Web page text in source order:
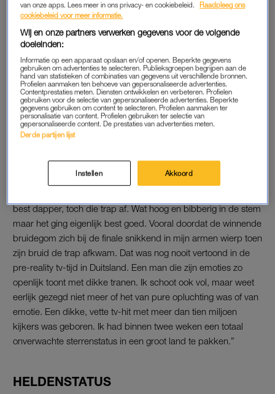
plastic bak met rozen van de zenuwen. Mijn gezicht was net
zo groen van ellende als het satijnen jasje dat ik droeg. Mijn
broer probeerde me nog moed in te praten, maar ik zag dat
hij plaatsvervangend minstens zo nerveus was als ik, dus dat
hielp helemaal niet.
Linda de Mol en haar
fascinatie voor reality tv: 'Eerst
voel ik weerzin, dan sympathie'
best dapper, toch die trap af. Wat hoog en bibberig in de stem
maar het ging eigenlijk best goed. Vooral doordat de winnende
bruidegom zich bij de finale snikkend in mijn armen wierp toen
zijn bruid de trap afkwam. Dat was nog nooit vertoond in de
pre-reality tv-tijd in Duitsland. Een man die zijn emoties zo
openlijk toont met dikke tranen. Ik schoot ook vol, maar weet
eerlijk gezegd niet meer of het van pure opluchting was of van
emotie. Een dikke, vette tv-hit met meer dan tien miljoen
kijkers was geboren. Ik had binnen twee weken een totaal
onverwachte sterrenstatus in een groot land te pakken.”
HELDENSTATUS
van onze apps. Lees meer in ons privacy- en cookiebeleid.
Raadpleeg ons
cookiebeleid voor meer informatie.
Wij en onze partners verwerken gegevens voor de volgende
doeleinden:
Informatie op een apparaat opslaan en/of openen. Beperkte gegevens
gebruiken om advertenties te selecteren. Publieksgroepen begrijpen aan de
hand van statistieken of combinaties van gegevens uit verschillende bronnen.
Profielen aanmaken ten behoeve van gepersonaliseerde advertenties.
Contentprestaties meten. Diensten ontwikkelen en verbeteren. Profielen
gebruiken voor de selectie van gepersonaliseerde advertenties. Beperkte
gegevens gebruiken om content te selecteren. Profielen aanmaken ter
personalisatie van content. Profielen gebruiken ter selectie van
gepersonaliseerde content. De prestaties van advertenties meten.
Derde partijen lijst
Instellen Akkoord